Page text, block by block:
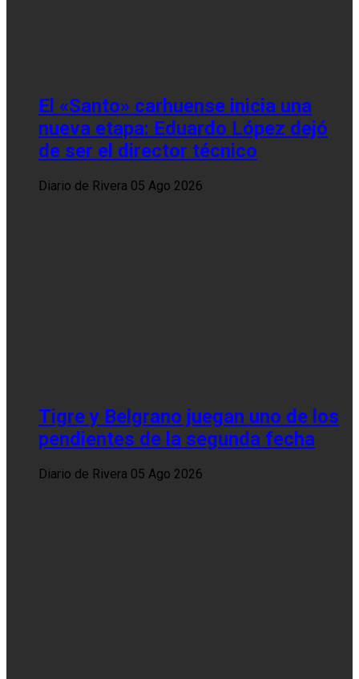
El «Santo» carhuense inicia una
nueva etapa: Eduardo López dejó
de ser el director técnico
Diario de Rivera 05 Ago 2026
Tigre y Belgrano juegan uno de los
pendientes de la segunda fecha
Diario de Rivera 05 Ago 2026